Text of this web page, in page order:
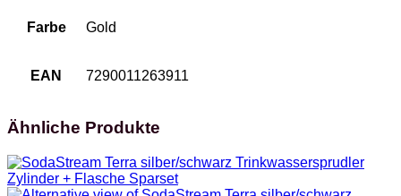
Farbe Gold
EAN 7290011263911
Ähnliche Produkte